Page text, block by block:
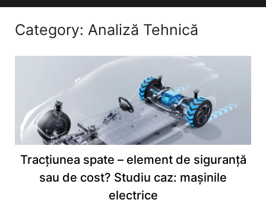
Category: Analiză Tehnică
Tracțiunea spate – element de siguranță
sau de cost? Studiu caz: mașinile
electrice